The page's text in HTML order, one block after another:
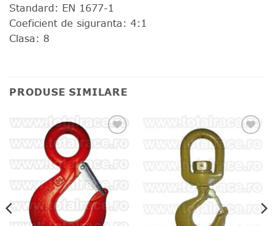
Standard: EN 1677-1
Coeficient de siguranta: 4:1
Clasa: 8
PRODUSE SIMILARE
wishlist!